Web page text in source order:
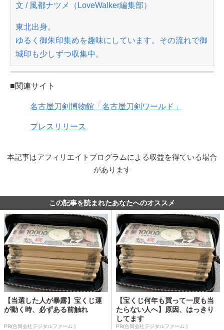
文 / 風都ナツメ（LoveWalker編集部）
東北出身。
ゆるく御朱印集めを趣味にしています。その流れで御
城印も少しずつ収集中。
■関連サイト
名古屋刀剣博物館「名古屋刀剣ワールド」
プレスリリース
本記事はアフィリエイトプログラムによる収益を得ている場合
があります
この記事を読まれたあなたへのオススメ
【当選した人が暴露】宝くじ運
が動く時、必ずある前触れ
PR(合同会社デジタルファーム )
【宝くじ何年も買って一度も当
たらない人へ】原因、はっきり
してます
PR(合同会社デジタルファーム )